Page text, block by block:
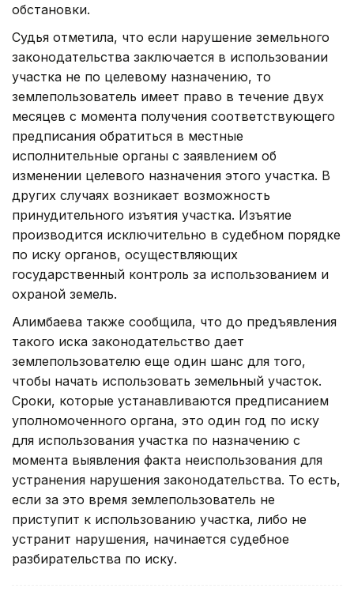
обстановки.
Судья отметила, что если нарушение земельного
законодательства заключается в использовании
участка не по целевому назначению, то
землепользователь имеет право в течение двух
месяцев с момента получения соответствующего
предписания обратиться в местные
исполнительные органы с заявлением об
изменении целевого назначения этого участка. В
других случаях возникает возможность
принудительного изъятия участка. Изъятие
производится исключительно в судебном порядке
по иску органов, осуществляющих
государственный контроль за использованием и
охраной земель.
Алимбаева также сообщила, что до предъявления
такого иска законодательство дает
землепользователю еще один шанс для того,
чтобы начать использовать земельный участок.
Сроки, которые устанавливаются предписанием
уполномоченного органа, это один год по иску
для использования участка по назначению с
момента выявления факта неиспользования для
устранения нарушения законодательства. То есть,
если за это время землепользователь не
приступит к использованию участка, либо не
устранит нарушения, начинается судебное
разбирательства по иску.